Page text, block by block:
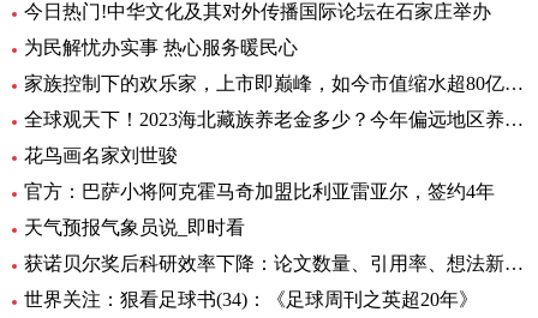
今日热门!中华文化及其对外传播国际论坛在石家庄举办
为民解忧办实事 热心服务暖民心
家族控制下的欢乐家，上市即巅峰，如今市值缩水超80亿元|世界今头条
全球观天下！2023海北藏族养老金多少？今年偏远地区养老金如何调整？
花鸟画名家刘世骏
官方：巴萨小将阿克霍马奇加盟比利亚雷亚尔，签约4年
天气预报气象员说_即时看
获诺贝尔奖后科研效率下降：论文数量、引用率、想法新颖程度都下降_世界实时
世界关注：狠看足球书(34)：《足球周刊之英超20年》